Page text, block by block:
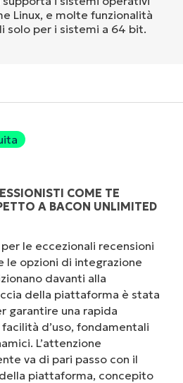
Linux, e molte funzionalità
solo per i sistemi a 64 bit.
COME TE
A BACON UNLIMITED
le eccezionali recensioni
le opzioni di integrazione
davanti alla
della piattaforma è stata
garantire una rapida
d’uso, fondamentali
L’attenzione
va di pari passo con il
piattaforma, concepito